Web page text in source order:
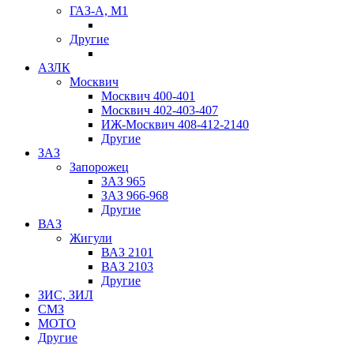
ГАЗ-А, М1
Другие
АЗЛК
Москвич
Москвич 400-401
Москвич 402-403-407
ИЖ-Москвич 408-412-2140
Другие
ЗАЗ
Запорожец
ЗАЗ 965
ЗАЗ 966-968
Другие
ВАЗ
Жигули
ВАЗ 2101
ВАЗ 2103
Другие
ЗИС, ЗИЛ
СМЗ
МОТО
Другие